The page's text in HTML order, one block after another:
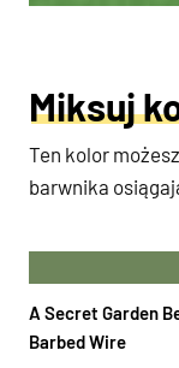
Miksuj
Ten kolor
barwnika
A Secret Garden
Barbed Wire